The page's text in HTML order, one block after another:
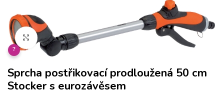
Klikněte pro zvětšení
?
Sprcha postřikovací prodloužená 50 cm
Stocker s eurozávěsem